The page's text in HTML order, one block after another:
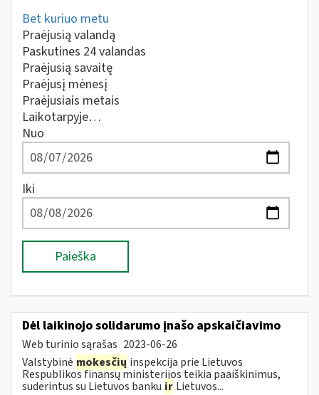
Bet kuriuo metu
Praėjusią valandą
Paskutines 24 valandas
Praėjusią savaitę
Praėjusį mėnesį
Praėjusiais metais
Laikotarpyje…
Nuo
Iki
Paieška
Dėl laikinojo solidarumo įnašo apskaičiavimo
Web turinio sąrašas 2023-06-26
Valstybinė mokesčių inspekcija prie Lietuvos
Respublikos finansų ministerijos teikia paaiškinimus,
suderintus su Lietuvos banku ir Lietuvos...